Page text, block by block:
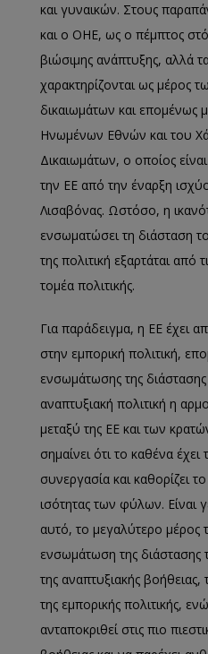
και γυναικών. Στους
και ο ΟΗΕ, ως ο πέμπτος
βιώσιμης ανάπτυξης, αλλά
χαρακτηρίζονται ως μέρος
δικαιωμάτων και επομένως
Ηνωμένων Εθνών και του
Δικαιωμάτων, ο οποίος
την ΕΕ από την έναρξη
Λισαβόνας. Ωστόσο, η
ενσωματώσει τη διάσταση
της πολιτική εξαρτάται από
τομέα πολιτικής.
Για παράδειγμα, η ΕΕ έχει
στην εμπορική πολιτική,
ενσωμάτωσης της
αναπτυξιακή πολιτική η
μεταξύ της ΕΕ και των
σημαίνει ότι το καθένα
συνεργασία και καθορίζει
ισότητας των φύλων. Είναι
αυτό, το μεγαλύτερο μέρος
ενσωμάτωση της διάστασης
της αναπτυξιακής βοήθειας,
της εμπορικής πολιτικής,
ανταποκριθεί στις πιο